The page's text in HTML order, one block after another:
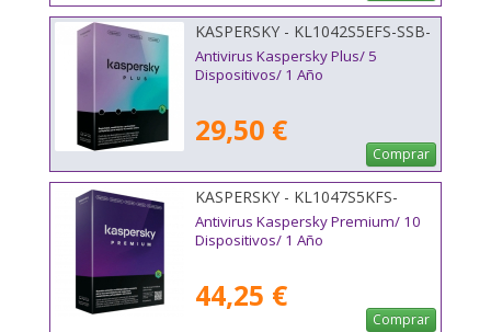
KASPERSKY - KL1042S5EFS-SSB-
ES
Antivirus Kaspersky Plus/ 5
Dispositivos/ 1 Año
29,50 €
Comprar
KASPERSKY - KL1047S5KFS-
MSBES
Antivirus Kaspersky Premium/ 10
Dispositivos/ 1 Año
44,25 €
Comprar